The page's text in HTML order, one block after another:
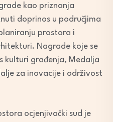
kao priznanja
doprinos u područjima
prostora i
Nagrade koje se
kulturi građenja, Medalja
za inovacije i održivost
ocjenjivački sud je